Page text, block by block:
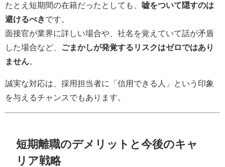
たとえ短期間の在籍だったとしても、
嘘をついて隠すのは
避けるべきです。
面接官が業界に詳しい場合や、社名を覚えていて話が矛盾
した場合など、
ごまかしが発覚するリスクはゼロではあり
ません
誠実な対応は、採用担当者に「信用できる人」という印象
を与えるチャンスでもあります。
短期離職のデメリットと今後のキャ
リア戦略